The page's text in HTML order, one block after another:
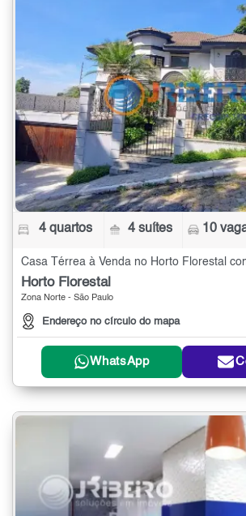
4 quartos 4 suítes 10
Casa Térrea à Venda no Horto Florestal
Horto Florestal
Zona Norte - São Paulo
Endereço no círculo do mapa
WhatsApp